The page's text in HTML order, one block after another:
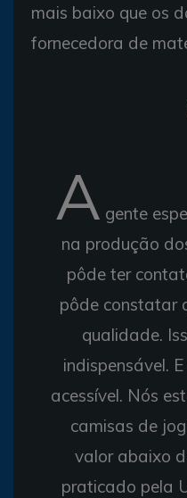
mais baixo que os
fornecedora de
A gente
na produção
pôde ter
pôde constatar
qualidade.
indispensável.
acessível. Nós
camisas de
valor abaixo
praticado pela